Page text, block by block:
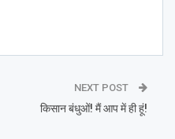
NEXT POST
किसान बंधुओं! मैं आप में ही हूं!